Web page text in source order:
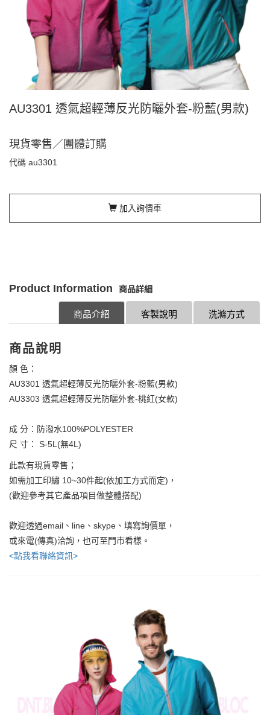
AU3301 透氣超輕薄反光防曬外套-粉藍(男款)
現貨零售／團體訂購
代碼 au3301
加入詢價車
Product Information 商品詳細
洗滌方式
客製說明
商品介紹
商品說明
顏 色：
AU3301 透氣超輕薄反光防曬外套-粉藍(男款)
AU3303 透氣超輕薄反光防曬外套-桃紅(女款)
成 分：防潑水100%POLYESTER
尺 寸： S-5L(無4L)
此款有現貨零售；
如需加工印繡 10~30件起(依加工方式而定)，
(歡迎參考其它產品項目做整體搭配)
歡迎透過email、line、skype、填寫詢價單，
或來電(傳真)洽詢，也可至門市看樣。
<點我看聯絡資訊>